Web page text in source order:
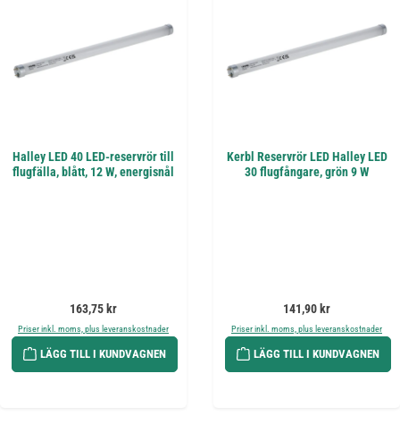
Halley LED 40 LED-reservrör till
flugfälla, blått, 12 W, energisnål
Ordinarie pris:
163,75 kr
Priser inkl. moms, plus leveranskostnader
LÄGG TILL I KUNDVAGNEN
Kerbl Reservrör LED Halley LED
30 flugfångare, grön 9 W
Ordinarie pris:
141,90 kr
Priser inkl. moms, plus leveranskostnader
LÄGG TILL I KUNDVAGNEN